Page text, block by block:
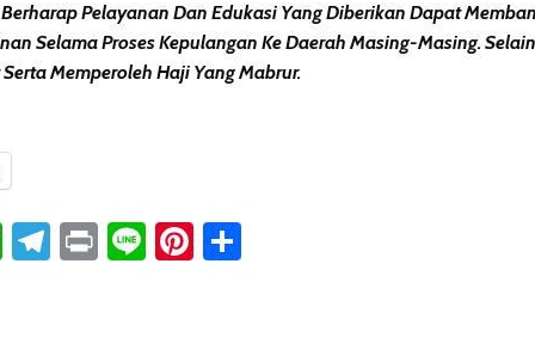
Pelayanan Dan Edukasi Yang Diberikan Dapat
Selama Proses Kepulangan Ke Daerah Masing-Masing.
Memperoleh Haji Yang Mabrur.
WhatsApp
Telegram
PrintLinePinterest